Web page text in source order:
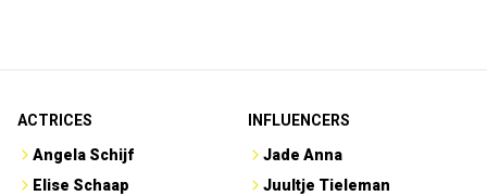
ACTRICES
Angela Schijf
Elise Schaap
INFLUENCERS
Jade Anna
Juultje Tieleman